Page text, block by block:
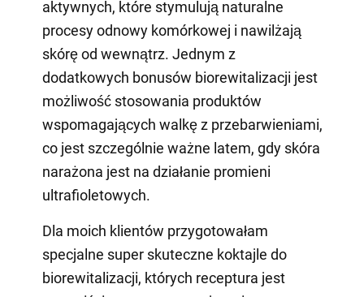
aktywnych, które stymulują naturalne
procesy odnowy komórkowej i nawilżają
skórę od wewnątrz. Jednym z
dodatkowych bonusów biorewitalizacji jest
możliwość stosowania produktów
wspomagających walkę z przebarwieniami,
co jest szczególnie ważne latem, gdy skóra
narażona jest na działanie promieni
ultrafioletowych.
Dla moich klientów przygotowałam
specjalne super skuteczne koktajle do
biorewitalizacji, których receptura jest